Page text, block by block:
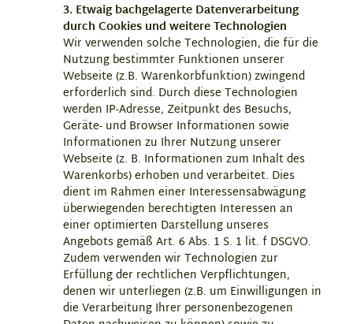
3. Etwaig bachgelagerte Datenverarbeitung
durch Cookies und weitere Technologien
Wir verwenden solche Technologien, die für die
Nutzung bestimmter Funktionen unserer
Webseite (z.B. Warenkorbfunktion) zwingend
erforderlich sind. Durch diese Technologien
werden IP-Adresse, Zeitpunkt des Besuchs,
Geräte- und Browser Informationen sowie
Informationen zu Ihrer Nutzung unserer
Webseite (z. B. Informationen zum Inhalt des
Warenkorbs) erhoben und verarbeitet. Dies
dient im Rahmen einer Interessensabwägung
überwiegenden berechtigten Interessen an
einer optimierten Darstellung unseres
Angebots gemäß Art. 6 Abs. 1 S. 1 lit. f DSGVO.
Zudem verwenden wir Technologien zur
Erfüllung der rechtlichen Verpflichtungen,
denen wir unterliegen (z.B. um Einwilligungen in
die Verarbeitung Ihrer personenbezogenen